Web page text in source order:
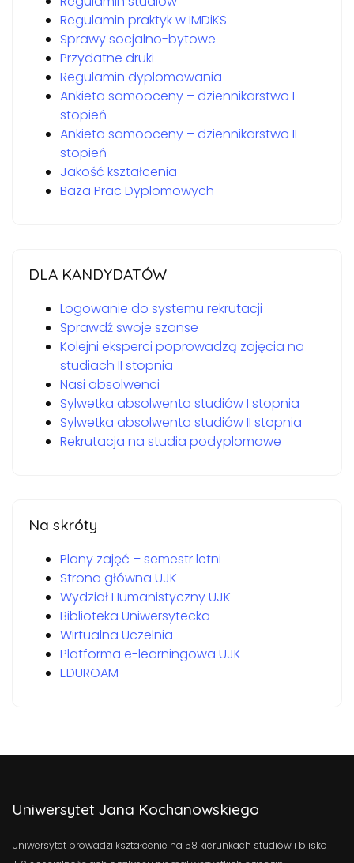
Regulamin praktyk w IMDiKS
Sprawy socjalno-bytowe
Przydatne druki
Regulamin dyplomowania
Ankieta samooceny – dziennikarstwo I
stopień
Ankieta samooceny – dziennikarstwo II
stopień
Jakość kształcenia
Baza Prac Dyplomowych
DLA KANDYDATÓW
Logowanie do systemu rekrutacji
Sprawdź swoje szanse
Kolejni eksperci poprowadzą zajęcia na
studiach II stopnia
Nasi absolwenci
Sylwetka absolwenta studiów I stopnia
Sylwetka absolwenta studiów II stopnia
Rekrutacja na studia podyplomowe
Na skróty
Plany zajęć – semestr letni
Strona główna UJK
Wydział Humanistyczny UJK
Biblioteka Uniwersytecka
Wirtualna Uczelnia
Platforma e-learningowa UJK
EDUROAM
Uniwersytet Jana Kochanowskiego
Uniwersytet prowadzi kształcenie na 58 kierunkach studiów i blisko